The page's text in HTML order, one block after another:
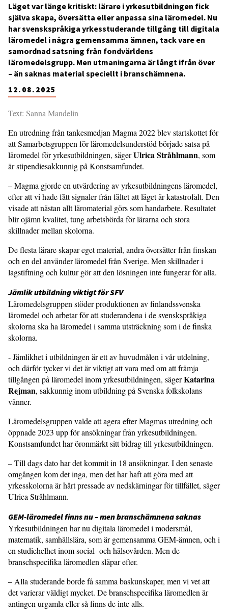
12.08.2025
Läget var länge kritiskt: lärare i yrkesutbildningen fick
själva skapa, översätta eller anpassa sina läromedel. Nu
har svenskspråkiga yrkesstuderande tillgång till digitala
läromedel i några gemensamma ämnen, tack vare en
samordnad satsning från fondvärldens
läromedelsgrupp. Men utmaningarna är långt ifrån över
– än saknas material speciellt i branschämnena.
Text: Sanna Mandelin
En utredning från tankesmedjan Magma 2022 blev startskottet för
att Samarbetsgruppen för läromedelsunderstöd började satsa på
läromedel för yrkesutbildningen, sägerUlrica Stråhlmann, som
är stipendiesakkunnig på Konstsamfundet.
– Magma gjorde en utvärdering av yrkesutbildningens läromedel,
efter att vi hade fått signaler från fältet att läget är katastrofalt. Den
visade att nästan allt läromaterial görs som handarbete. Resultatet
blir ojämn kvalitet, tung arbetsbörda för lärarna och stora
skillnader mellan skolorna.
De flesta lärare skapar eget material, andra översätter från finskan
och en del använder läromedel från Sverige. Men skillnader i
lagstiftning och kultur gör att den lösningen inte fungerar för alla.
Jämlik utbildning viktigt för SFV
Läromedelsgruppen stöder produktionen av finlandssvenska
läromedel och arbetar för att studerandena i de svenskspråkiga
skolorna ska ha läromedel i samma utsträckning som i de finska
skolorna.
- Jämlikhet i utbildningen är ett av huvudmålen i vår utdelning,
och därför tycker vi det är viktigt att vara med om att främja
tillgången på läromedel inom yrkesutbildningen, sägerKatarina
Rejman, sakkunnig inom utbildning på Svenska folkskolans
vänner.
Läromedelsgruppen valde att agera efter Magmas utredning och
öppnade 2023 upp för ansökningar från yrkesutbildningen.
Konstsamfundet har öronmärkt sitt bidrag till yrkesutbildningen.
­­– Till dags dato har det kommi­t in 18 ansökningar. I den senaste
omgången kom det inga, men det har haft att göra med att
yrkesskolorna är hårt pressade av nedskärningar för tillfället, säger
Ulrica Stråhlmann.
GEM-läromedel finns nu – men branschämnena saknas
Yrkesutbildningen har nu digitala läromedel i modersmål,
matematik, samhällslära, som är gemensamma GEM-ämnen, och i
en studiehelhet inom social- och hälsovården. Men de
branschspecifika läromedlen släpar efter.
– Alla studerande borde få samma baskunskaper, men vi vet att
det varierar väldigt mycket. De branschspecifika läromedlen är
antingen urgamla eller så finns de inte alls.